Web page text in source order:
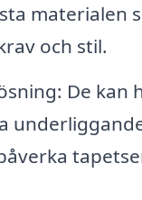
materialen
och stil.
De kan